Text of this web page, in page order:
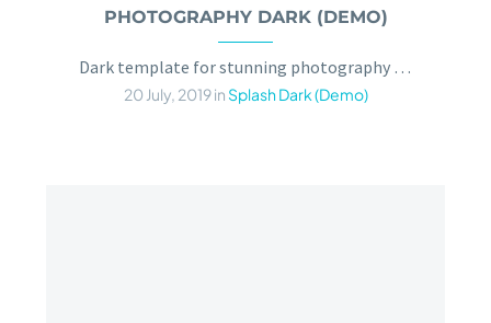
PHOTOGRAPHY DARK (DEMO)
Dark template for stunning photography portfolio page
20 July, 2019in Splash Dark (Demo)